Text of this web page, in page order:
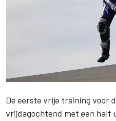
De eerste vrije training voor
vrijdagochtend met een half